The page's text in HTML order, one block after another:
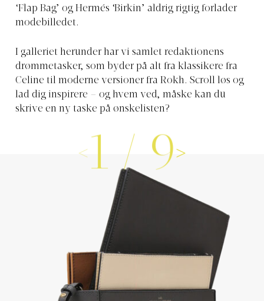
‘Flap Bag’ og Hermés ‘Birkin’ aldrig rigtig forlader
modebilledet.
I galleriet herunder har vi samlet redaktionens
drømmetasker, som byder på alt fra klassikere fra
Celine til moderne versioner fra Rokh. Scroll løs og
lad dig inspirere – og hvem ved, måske kan du
skrive en ny taske på ønskelisten?
1 / 9